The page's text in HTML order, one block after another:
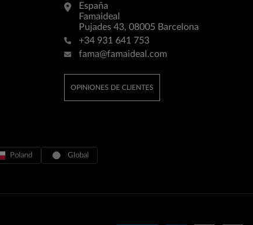
España
Famaideal
Pujades 43, 08005 Barcelona
+34 931 641 753
fama@famaideal.com
OPINIONES DE CLIENTES
Poland Global